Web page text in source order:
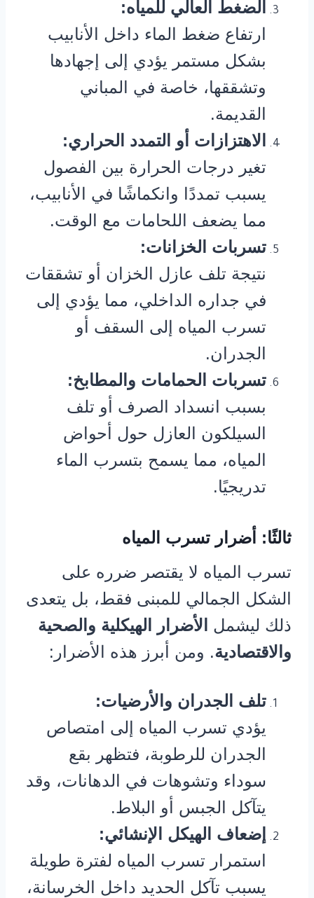
الضغط العالي للمياه:
ارتفاع ضغط الماء داخل الأنابيب
بشكل مستمر يؤدي إلى إجهادها
وتشققها، خاصة في المباني
القديمة.
الاهتزازات أو التمدد الحراري:
تغير درجات الحرارة بين الفصول
يسبب تمددًا وانكماشًا في الأنابيب،
مما يضعف اللحامات مع الوقت.
تسربات الخزانات:
نتيجة تلف عازل الخزان أو تشققات
في جداره الداخلي، مما يؤدي إلى
تسرب المياه إلى السقف أو
الجدران.
تسربات الحمامات والمطابخ:
بسبب انسداد الصرف أو تلف
السيلكون العازل حول أحواض
المياه، مما يسمح بتسرب الماء
تدريجيًا.
ثالثًا: أضرار تسرب المياه
تسرب المياه لا يقتصر ضرره على
الشكل الجمالي للمبنى فقط، بل يتعدى
ذلك ليشمل الأضرار الهيكلية والصحية
والاقتصادية. ومن أبرز هذه الأضرار:
تلف الجدران والأرضيات:
يؤدي تسرب المياه إلى امتصاص
الجدران للرطوبة، فتظهر بقع
سوداء وتشوهات في الدهانات، وقد
يتآكل الجبس أو البلاط.
إضعاف الهيكل الإنشائي:
استمرار تسرب المياه لفترة طويلة
يسبب تآكل الحديد داخل الخرسانة،